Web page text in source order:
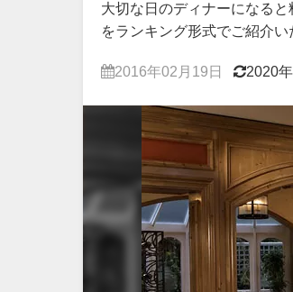
大切な日のディナーになる
をランキング形式でご紹介い
2016年02月19日 2020